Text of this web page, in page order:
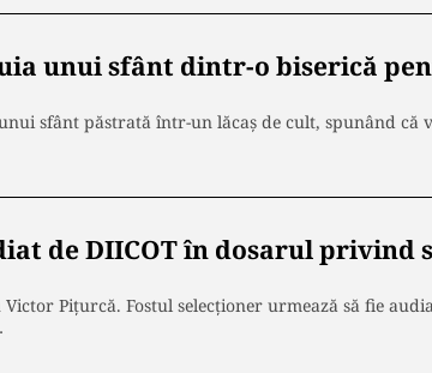
unui sfânt dintr-o biserică
sfânt păstrată într-un lăcaș de cult, spunând că
de DIICOT în dosarul privind
Pițurcă. Fostul selecționer urmează să fie